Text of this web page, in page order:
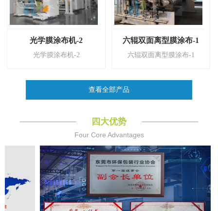
光学膜涂布机-2
光学膜涂布机-2
六辊双面离型膜涂布-1
六辊双面离型膜涂布-1
查看全部产品
四大优势
Four Core Advantages